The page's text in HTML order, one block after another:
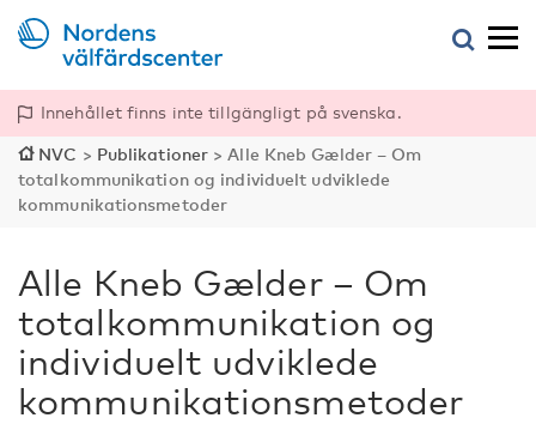
Innehållet finns inte tillgängligt på svenska.
NVC > Publikationer >Alle Kneb Gælder – Om
totalkommunikation og individuelt udviklede
kommunikationsmetoder
Alle Kneb Gælder – Om
totalkommunikation og
individuelt udviklede
kommunikationsmetoder